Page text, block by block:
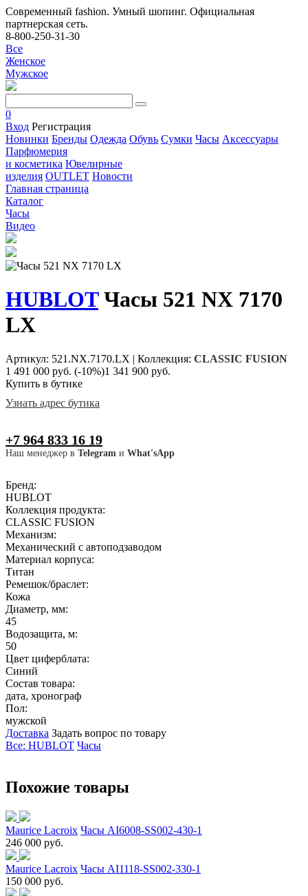
Современный fashion. Умный шопинг. Официальная
партнерская сеть.
8-800-250-31-30
Все
Женское
Мужское
0
Вход Регистрация
Новинки Бренды Одежда Обувь Сумки Часы Аксессуары
Парфюмерия
и косметика Ювелирные
изделия OUTLET Новости
Главная страница
Каталог
Часы
Видео
HUBLOTЧасы 521 NX 7170
LX
Артикул: 521.NX.7170.LX | Коллекция: CLASSIC FUSION
1 491 000 руб. (-10%)1 341 900 руб.
Купить в бутике
Узнать адрес бутика
+7 964 833 16 19
Наш менеджер в Telegram и What'sApp
Бренд:
HUBLOT
Коллекция продукта:
CLASSIC FUSION
Механизм:
Механический с автоподзаводом
Материал корпуса:
Титан
Ремешок/браслет:
Кожа
Диаметр, мм:
45
Водозащита, м:
50
Цвет циферблата:
Синий
Состав товара:
дата, хронограф
Пол:
мужской
Доставка Задать вопрос по товару
Все: HUBLOT Часы
Похожие товары
Maurice Lacroix Часы AI6008-SS002-430-1
246 000 руб.
Maurice Lacroix Часы AI1118-SS002-330-1
150 000 руб.